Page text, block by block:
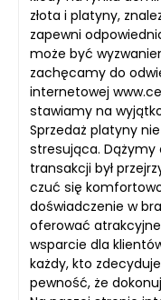
złota i platyny,
zapewni
może być
zachęcamy do
internetowej
stawiamy na
Sprzedaż platyny
stresująca. Dążymy
transakcji był
czuć się
doświadczenie w
oferować
wsparcie dla
każdy, kto
pewność, że